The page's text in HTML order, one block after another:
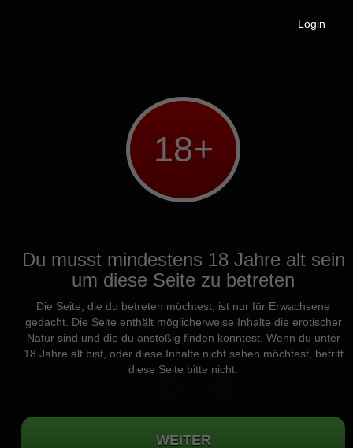
Login
Finde ein Casual Date
deiner Umgebung
Dein Geschlecht
Mann Frau
WEITER
18+
Du musst mindestens 18 Jahre alt sein
um diese Seite zu betreten
Die Seite, die du betreten möchtest, ist nur für Erwachsene
gedacht. Die Seite enthält möglicherweise Inhalte die erotischer
Natur sind und die du anstößig finden könntest. Wenn du unter
18 Jahre alt bist, oder diese Inhalte nicht sehen möchtest, betritt
diese Seite bitte nicht.